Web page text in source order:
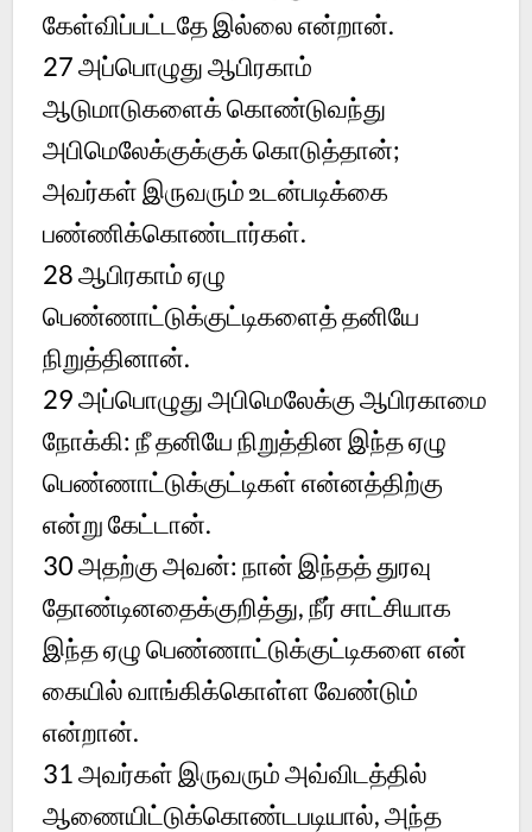
கேள்விப்பட்டதே இல்லை என்றான்.
27அப்பொழுது ஆபிரகாம்
ஆடுமாடுகளைக் கொண்டுவந்து
அபிமெலேக்குக்குக் கொடுத்தான்;
அவர்கள் இருவரும் உடன்படிக்கை
பண்ணிக்கொண்டார்கள்.
28ஆபிரகாம் ஏழு
பெண்ணாட்டுக்குட்டிகளைத் தனியே
நிறுத்தினான்.
29அப்பொழுது அபிமெலேக்கு ஆபிரகாமை
நோக்கி: நீ தனியே நிறுத்தின இந்த ஏழு
பெண்ணாட்டுக்குட்டிகள் என்னத்திற்கு
என்று கேட்டான்.
30அதற்கு அவன்: நான் இந்தத் துரவு
தோண்டினதைக்குறித்து, நீர் சாட்சியாக
இந்த ஏழு பெண்ணாட்டுக்குட்டிகளை என்
கையில் வாங்கிக்கொள்ள வேண்டும்
என்றான்.
31அவர்கள் இருவரும் அவ்விடத்தில்
ஆணையிட்டுக்கொண்டபடியால், அந்த